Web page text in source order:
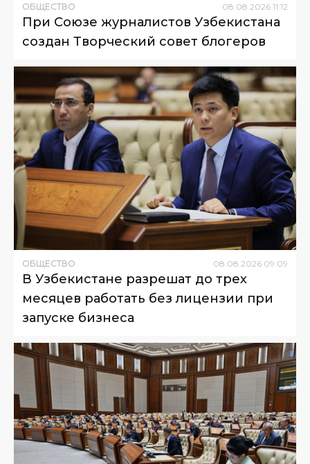
ОБЩЕСТВО 08 08 2026 11:12
При Союзе журналистов Узбекистана
создан Творческий совет блогеров
ОБЩЕСТВО 08 08 2026 09:09
В Узбекистане разрешат до трех
месяцев работать без лицензии при
запуске бизнеса